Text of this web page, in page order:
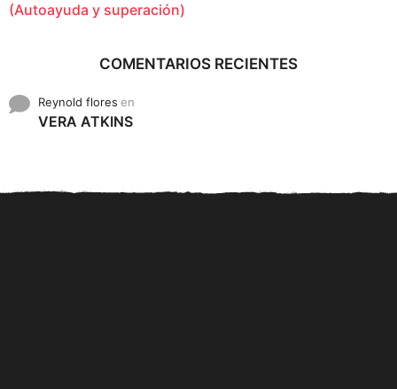
(Autoayuda y superación)
COMENTARIOS RECIENTES
Reynold flores en
VERA ATKINS